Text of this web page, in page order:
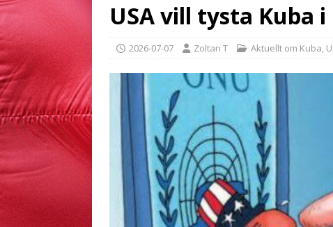
USA vill tysta Kuba i
2026-07-07 Zoltan T Aktuellt om Kuba,